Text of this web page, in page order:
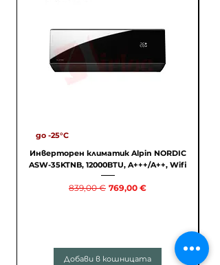
до -25°С
Инверторен климатик Alpin NORDIC
ASW-35KTNB, 12000BTU, A+++/A++, Wifi
Редовна цена
839,00 € Продажна цена
769,00 €
Добави в кошницата